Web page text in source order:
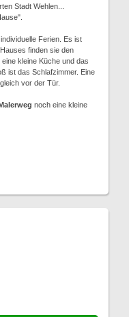
Stadt Wehlen...
Ferien. Es ist
finden sie den
kleine Küche und das
ist das Schlafzimmer. Eine
vor der Tür.
noch eine kleine